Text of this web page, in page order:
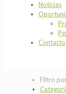
Noticias
Contacto
Filtro